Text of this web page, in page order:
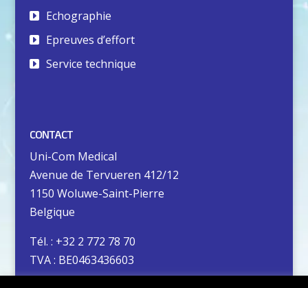
Echographie
Epreuves d’effort
Service technique
CONTACT
Uni-Com Medical
Avenue de Tervueren 412/12
1150 Woluwe-Saint-Pierre
Belgique
Tél. : +32 2 772 78 70
TVA : BE0463436603